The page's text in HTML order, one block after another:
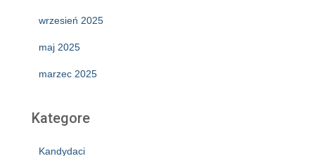
wrzesień 2025
maj 2025
marzec 2025
Kategore
Kandydaci